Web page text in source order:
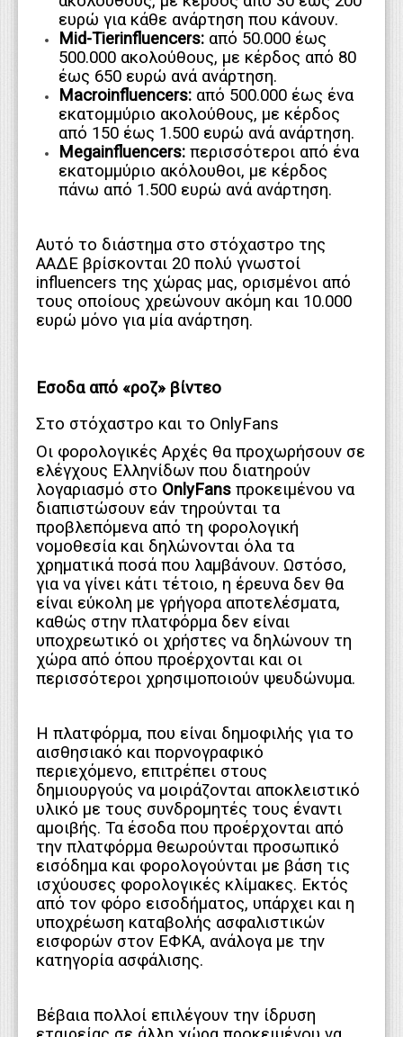
ευρώ για κάθε ανάρτηση που κάνουν.
Mid-Tierinfluencers: από 50.000 έως
500.000 ακολούθους, με κέρδος από 80
έως 650 ευρώ ανά ανάρτηση.
Macroinfluencers: από 500.000 έως ένα
εκατομμύριο ακολούθους, με κέρδος
από 150 έως 1.500 ευρώ ανά ανάρτηση.
Megainfluencers: περισσότεροι από ένα
εκατομμύριο ακόλουθοι, με κέρδος
πάνω από 1.500 ευρώ ανά ανάρτηση.
Αυτό το διάστημα στο στόχαστρο της
ΑΑΔΕ βρίσκονται 20 πολύ γνωστοί
influencers της χώρας μας, ορισμένοι από
τους οποίους χρεώνουν ακόμη και 10.000
ευρώ μόνο για μία ανάρτηση.
Εσοδα από «ροζ» βίντεο
Στο στόχαστρο και το OnlyFans
Οι φορολογικές Αρχές θα προχωρήσουν σε
ελέγχους Ελληνίδων που διατηρούν
λογαριασμό στο OnlyFans προκειμένου να
διαπιστώσoυν εάν τηρούνται τα
προβλεπόμενα από τη φορολογική
νομοθεσία και δηλώνονται όλα τα
χρηματικά ποσά που λαμβάνουν. Ωστόσο,
για να γίνει κάτι τέτοιο, η έρευνα δεν θα
είναι εύκολη με γρήγορα αποτελέσματα,
καθώς στην πλατφόρμα δεν είναι
υποχρεωτικό οι χρήστες να δηλώνουν τη
χώρα από όπου προέρχονται και οι
περισσότεροι χρησιμοποιούν ψευδώνυμα.
H πλατφόρμα, που είναι δημοφιλής για το
αισθησιακό και πορνογραφικό
περιεχόμενο, επιτρέπει στους
δημιουργούς να μοιράζονται αποκλειστικό
υλικό με τους συνδρομητές τους έναντι
αμοιβής. Τα έσοδα που προέρχονται από
την πλατφόρμα θεωρούνται προσωπικό
εισόδημα και φορολογούνται με βάση τις
ισχύουσες φορολογικές κλίμακες. Εκτός
από τον φόρο εισοδήματος, υπάρχει και η
υποχρέωση καταβολής ασφαλιστικών
εισφορών στον ΕΦΚΑ, ανάλογα με την
κατηγορία ασφάλισης.
Βέβαια πολλοί επιλέγουν την ίδρυση